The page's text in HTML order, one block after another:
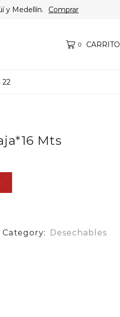
y Medellín. Comprar
0 CARRITO
22
Mts
Category: Desechables